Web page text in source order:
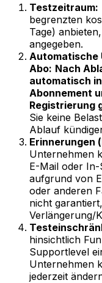
Testzeitraum:
begrenzten
Tage)
angegeben.
Automatische
Abo: Nach
automatisch
Abonnement
Registrierung
Sie keine
Ablauf
Erinnerungen
Unternehmen
E-Mail oder
aufgrund von
oder anderen
nicht
Verlängerung/
hinsichtlich
Supportlevel
Unternehmen
jederzeit